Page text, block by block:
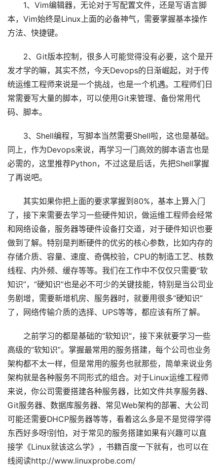
1、Vim编辑器，无论对于写配置文件，还是写语言脚
本，Vim始终是Linux上面的必备神气，需要掌握基本操作
方法、快捷键。
2、Git版本控制，很多人可能觉得没有必要，这个是开
发才学的嘛，其实不然，今天Devops的日渐崛起，对于传
统运维工程师来说是一个挑战，也是一个机遇。工程师们日
常需要写大量的脚本，可以使用Git来管理、备份常用代
码、脚本。
3、Shell编程，写脚本当然需要Shell啦，这也是基础。
同上，作为Devops来说，再学习一门高效的脚本语言也是
必需的，这里推荐Python，不过这是后话，先把Shell掌握
了再说吧。
其实如果你把上面的要求掌握到80%，基本上算入门
了，接下来需要去学习一些硬件知识，做运维工程师会经常
和网络设备，服务器等硬件设备打交道，对于硬件知识也要
做到了解。特别是判断硬件的优劣的核心参数，比如内存的
存储介质、容量、速度、奇偶校验，CPU的制造工艺、核数
线程、内外频、缓存等等。我们在工作中不仅仅只需要“软
知识”，“硬知识”也是必不可少的关键技能，特别是当公司业
务剧增，需要新增机房、服务器时，就要用很多“硬知识”
了，网络传输介质的选择、UPS等等，都应该有所了解。
之前学习的都是基础的“软知识”，接下来就要学习一些
高级的“软知识”。掌握最常用的服务搭建，每个公司也业务
架构都不太一样，但是常用的服务也就那些，简单来说业务
架构就是各种服务不同形式的组合。对于Linux运维工程师
来说，你公司需要搭建各种服务器，比如文件共享服务器、
Git服务器、数据库服务器、常见Web架构的部署、大公司
可能还需要DHCP服务器等等，看着这么多是不是觉得学得
东西好多呀!别怕，对于常见的服务搭建如果有兴趣可以直
接学《Linux就该这么学》，书籍百度一下就有，也可以在
线阅读http://www.linuxprobe.com/